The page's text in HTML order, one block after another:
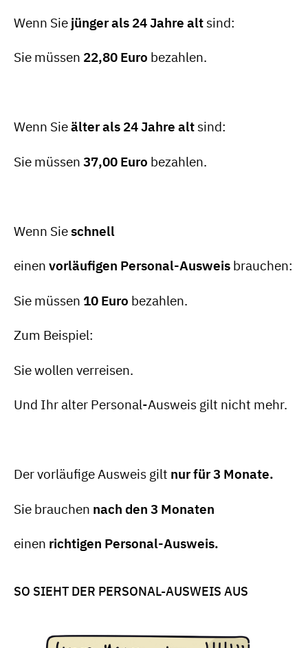
Wenn Sie jünger als 24 Jahre alt sind:
Sie müssen 22,80 Euro bezahlen.
Wenn Sieälter als 24 Jahre alt sind:
Sie müssen 37,00 Euro bezahlen.
Wenn Sieschnell
einen vorläufigen Personal-Ausweis brauchen:
Sie müssen 10 Euro bezahlen.
Zum Beispiel:
Sie wollen verreisen.
Und Ihr alter Personal-Ausweis gilt nicht mehr.
Der vorläufige Ausweis gilt nur für 3 Monate.
Sie brauchen nach den 3 Monaten
einen richtigen Personal-Ausweis.
SO SIEHT DER PERSONAL-AUSWEIS AUS